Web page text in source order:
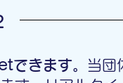
できます。 当団